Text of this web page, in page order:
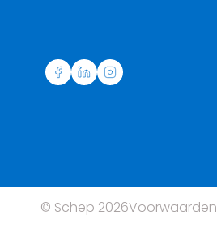
© Schep 2026Voorwaarden